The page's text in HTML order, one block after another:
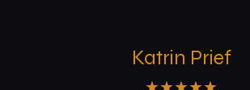
Restaurant für Jung und Alt und definitiv
unsere Stadt!
Katrin Prief